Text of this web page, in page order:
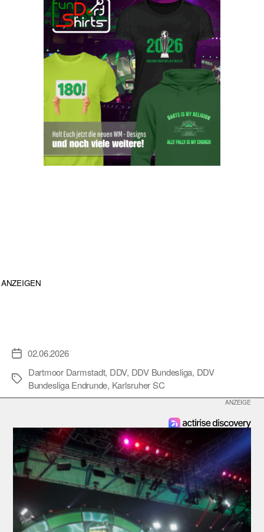
ANZEIGEN
Veröffentlichungsdatum
02.06.2026
Schlagwörter
Dartmoor Darmstadt, DDV, DDV Bundesliga, DDV
Bundesliga Endrunde, Karlsruher SC